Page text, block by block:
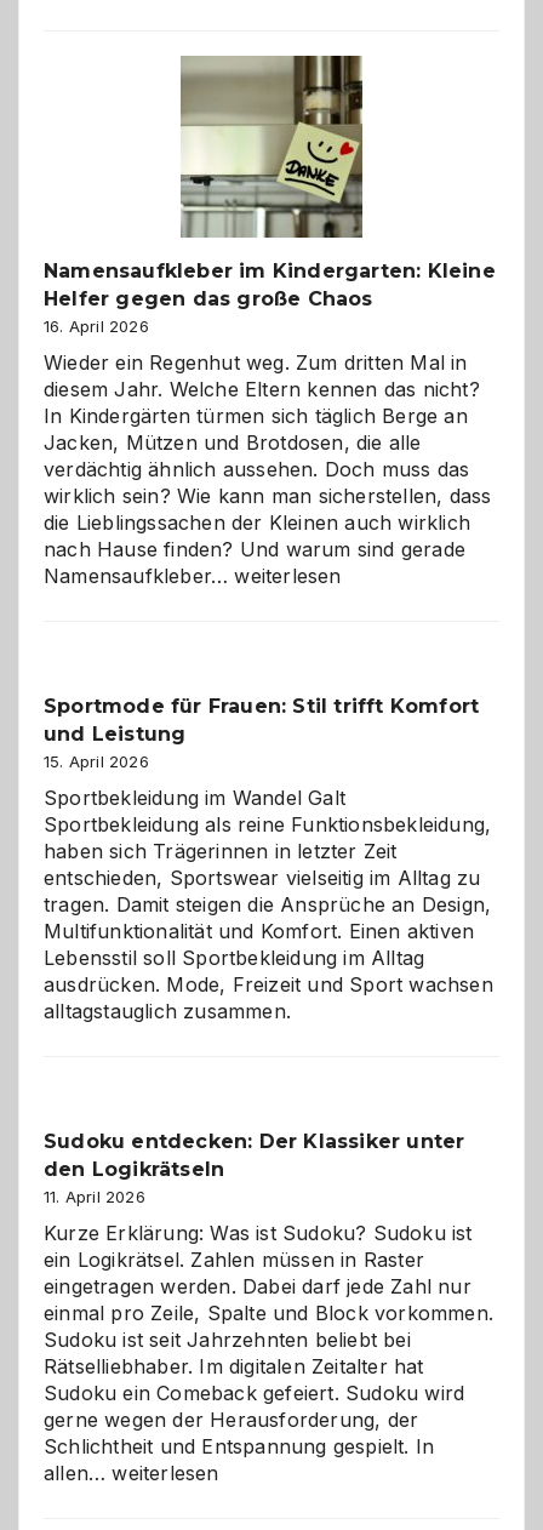
wann
ist
eine
Hundepension
die
richtige
Namensaufkleber im Kindergarten: Kleine
Helfer gegen das große Chaos
16. April 2026
Wieder ein Regenhut weg. Zum dritten Mal in
diesem Jahr. Welche Eltern kennen das nicht?
In Kindergärten türmen sich täglich Berge an
Jacken, Mützen und Brotdosen, die alle
verdächtig ähnlich aussehen. Doch muss das
wirklich sein? Wie kann man sicherstellen, dass
die Lieblingssachen der Kleinen auch wirklich
nach Hause finden? Und warum sind gerade
Namensaufkleber…Namensaufkleber
gegen
Chaos
weiterlesen
Sportmode für Frauen: Stil trifft Komfort
und Leistung
15. April 2026
Sportbekleidung im Wandel Galt
Sportbekleidung als reine Funktionsbekleidung,
haben sich Trägerinnen in letzter Zeit
entschieden, Sportswear vielseitig im Alltag zu
tragen. Damit steigen die Ansprüche an Design,
Multifunktionalität und Komfort. Einen aktiven
Lebensstil soll Sportbekleidung im Alltag
ausdrücken. Mode, Freizeit und Sport wachsen
alltagstauglich zusammen.
Sudoku entdecken: Der Klassiker unter
den Logikrätseln
11. April 2026
Kurze Erklärung: Was ist Sudoku? Sudoku ist
ein Logikrätsel. Zahlen müssen in Raster
eingetragen werden. Dabei darf jede Zahl nur
einmal pro Zeile, Spalte und Block vorkommen.
Sudoku ist seit Jahrzehnten beliebt bei
Rätselliebhaber. Im digitalen Zeitalter hat
Sudoku ein Comeback gefeiert. Sudoku wird
gerne wegen der Herausforderung, der
Schlichtheit und Entspannung gespielt. In
allen…Sudoku
weiterlesen